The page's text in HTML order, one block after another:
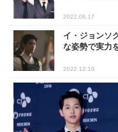
2022.06.17
イ・ジョンソ
な姿勢で実力
2022.12.10